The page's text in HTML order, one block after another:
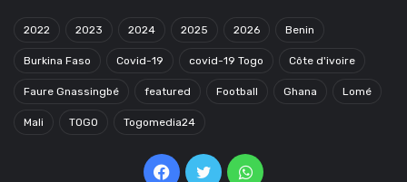
2022 2023 2024 2025 2026 Benin
Burkina Faso Covid-19 covid-19 Togo Côte d'ivoire
Faure Gnassingbé featured Football Ghana Lomé
Mali TOGO Togomedia24
Facebook
TwitterWhatsApp